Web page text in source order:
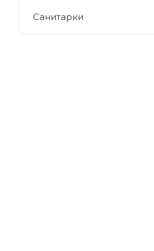
Санитарки